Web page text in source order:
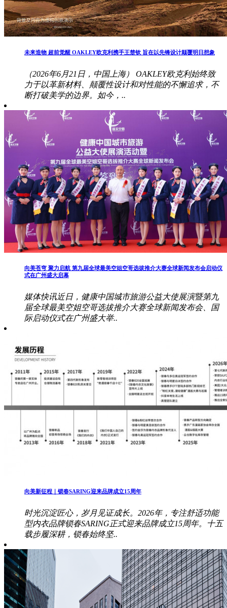
未来造物 超前觉醒 OAKLEY欧克利携手王楚钦 旨在以先锋设计颠覆明日想象
（2026年6月21日，中国上海） OAKLEY欧克利始终致
力于以革新材料、颠覆性设计和对性能的不懈追求，不
断打破美学的边界。如今，..
向美苍穹 聚力启航 第九届全球最美空姐空哥选拔推介大赛全球新闻发布会启动仪
式在广州盛大启幕
媒体快讯近日，健康中国城市旅游公益大使展演暨第九
届全球最美空姐空哥选拔推介大赛全球新闻发布会、国
际启动仪式在广州盛大举..
向美新征程｜锁春SARING迎来品牌成立15周年
时光沉淀匠心，岁月见证成长。2026年，专注舒适功能
型内衣品牌锁春SARING正式迎来品牌成立15周年。十五
载步履深耕，锁春始终坚..